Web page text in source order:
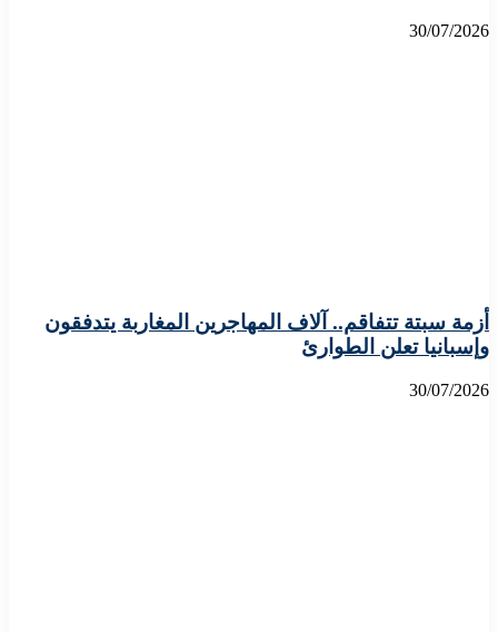
30/07/2026
أزمة سبتة تتفاقم.. آلاف المهاجرين المغاربة يتدفقون
وإسبانيا تعلن الطوارئ
30/07/2026